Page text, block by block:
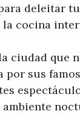
deleitar
cocina
ciudad que
por sus